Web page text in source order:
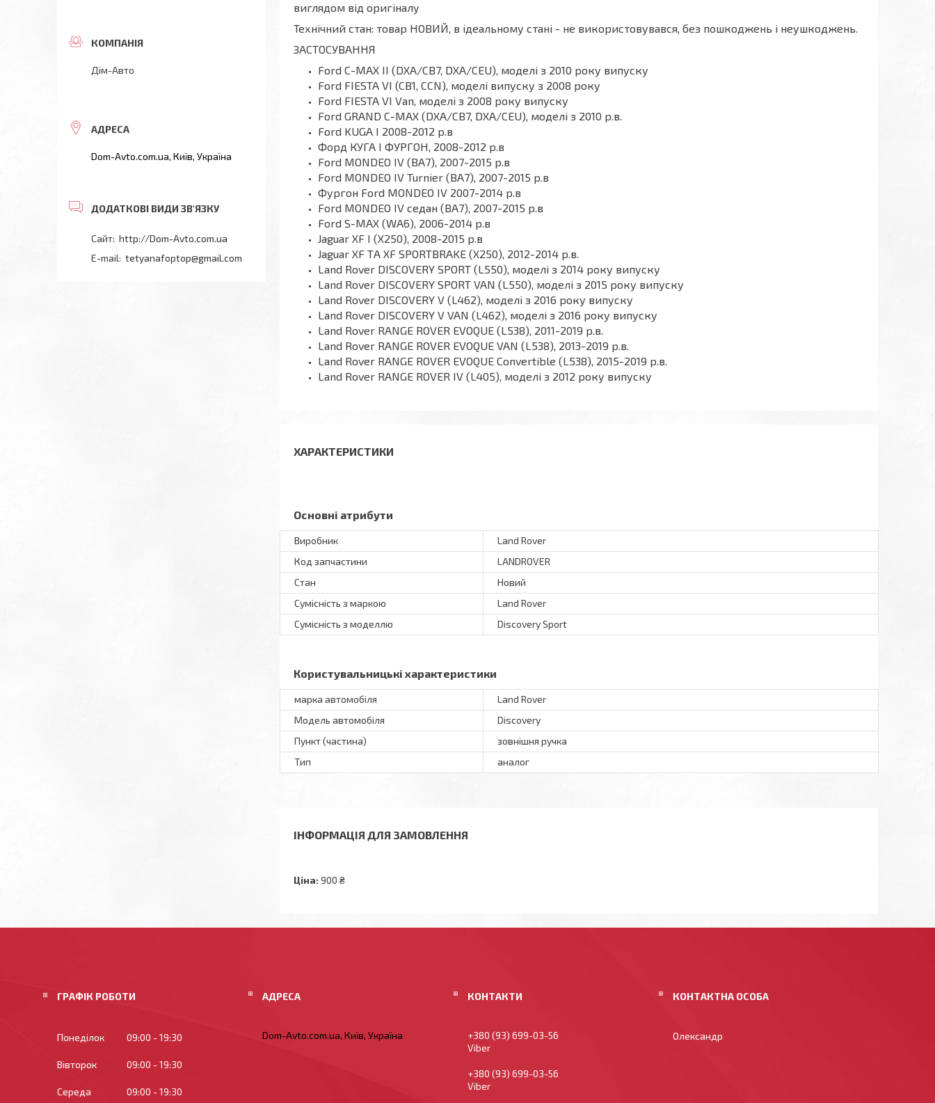
виглядом від оригіналу
Технічний стан: товар НОВИЙ, в ідеальному стані - не використовувався, без пошкоджень і неушкоджень.
ЗАСТОСУВАННЯ
Ford C-MAX II (DXA/CB7, DXA/CEU), моделі з 2010 року випуску
Ford FIESTA VI (CB1, CCN), моделі випуску з 2008 року
Ford FIESTA VI Van, моделі з 2008 року випуску
Ford GRAND C-MAX (DXA/CB7, DXA/CEU), моделі з 2010 р.в.
Ford KUGA I 2008-2012 р.в
Форд КУГА І ФУРГОН, 2008-2012 р.в
Ford MONDEO IV (BA7), 2007-2015 р.в
Ford MONDEO IV Turnier (BA7), 2007-2015 р.в
Фургон Ford MONDEO IV 2007-2014 р.в
Ford MONDEO IV седан (BA7), 2007-2015 р.в
Ford S-MAX (WA6), 2006-2014 р.в
Jaguar XF I (X250), 2008-2015 р.в
Jaguar XF ТА XF SPORTBRAKE (X250), 2012-2014 р.в.
Land Rover DISCOVERY SPORT (L550), моделі з 2014 року випуску
Land Rover DISCOVERY SPORT VAN (L550), моделі з 2015 року випуску
Land Rover DISCOVERY V (L462), моделі з 2016 року випуску
Land Rover DISCOVERY V VAN (L462), моделі з 2016 року випуску
Land Rover RANGE ROVER EVOQUE (L538), 2011-2019 р.в.
Land Rover RANGE ROVER EVOQUE VAN (L538), 2013-2019 р.в.
Land Rover RANGE ROVER EVOQUE Convertible (L538), 2015-2019 р.в.
Land Rover RANGE ROVER IV (L405), моделі з 2012 року випуску
ХАРАКТЕРИСТИКИ
Основні атрибути
Виробник
Land Rover
Код запчастини
LANDROVER
Стан
Новий
Сумісність з маркою
Land Rover
Сумісність з моделлю
Discovery Sport
Користувальницькі характеристики
марка автомобіля
Land Rover
Модель автомобіля
Discovery
Пункт (частина)
зовнішня ручка
Тип
аналог
ІНФОРМАЦІЯ ДЛЯ ЗАМОВЛЕННЯ
Ціна: 900 ₴
Дім-Авто
Dom-Avto.com.ua, Київ, Україна
http://Dom-Avto.com.ua
tetyanafoptop@gmail.com
ГРАФІК РОБОТИ
Понеділок 09:00 19:30
Вівторок 09:00 19:30
Середа 09:00 19:30
Dom-Avto.com.ua, Київ, Україна
+380 (93) 699-03-56
Viber
+380 (93) 699-03-56
Viber
Олександр